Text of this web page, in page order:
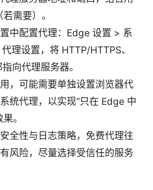
需要）。
中配置代理：Edge 设置 > 系
理设置，将 HTTP/HTTPS、
向代理服务器。
，可能需要单独设置浏览器代
统代理，以实现“只在 Edge 中
。
全性与日志策略，免费代理往
风险，尽量选择受信任的服务